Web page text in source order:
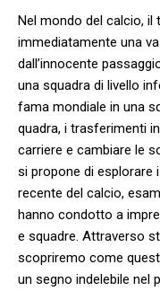
Nel mondo del calcio,‌ il​
immediatamente una
dall’innocente
una squadra di livello
fama ‌mondiale in una
quadra, i trasferimenti
carriere e cambiare⁣ le
si propone di esplorare
‌recente del calcio,
hanno condotto a
e ⁢squadre.⁢ Attraverso
scopriremo come
un​ segno indelebile nel